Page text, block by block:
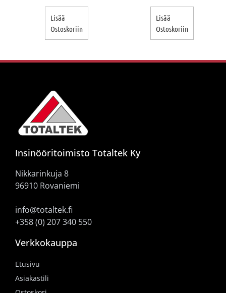
Lisää
Ostoskoriin
Lisää
Ostoskoriin
Insinööritoimisto Totaltek Ky
Nikkarinkuja 8
96910 Rovaniemi
info@totaltek.fi
+358 (0) 207 340 550
Verkkokauppa
Etusivu
Asiakastili